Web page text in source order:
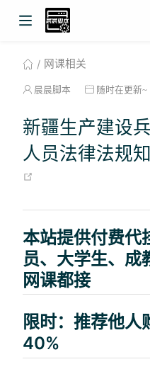
网课相关
晨晨脚本 随时在更新~
新疆生产建设
人员法律法规
本站提供付费代
员、大学生、成
网课都接
限时：推荐他人
40%